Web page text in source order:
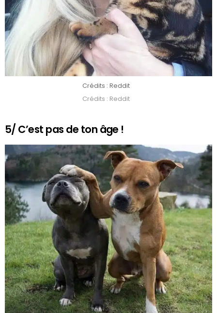
Crédits : Reddit
Crédits : Reddit
5/ C’est pas de ton âge !